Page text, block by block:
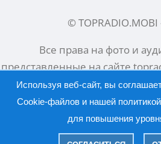
© TOPRADIO.MOBI
Все права на фото и
представленные на сайте
их законным
Русский |
Используя веб-сайт, вы
Cookie-файлов и нашей
для повышения